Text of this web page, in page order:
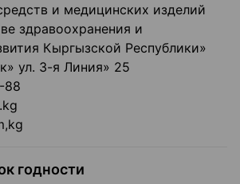
и медицинских изделий
здравоохранения и
Кыргызской Республики»
ул. 3-я Линия» 25
88
годности